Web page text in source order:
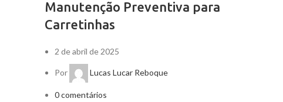
Manutenção Preventiva para
Carretinhas
2 de abril de 2025
Por Lucas Lucar Reboque
0comentários